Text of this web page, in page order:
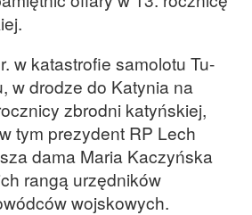
w katastrofie samolotu Tu-
w drodze do Katynia na
zbrodni katyńskiej,
tym prezydent RP Lech
dama Maria Kaczyńska
rangą urzędników
wojskowych.